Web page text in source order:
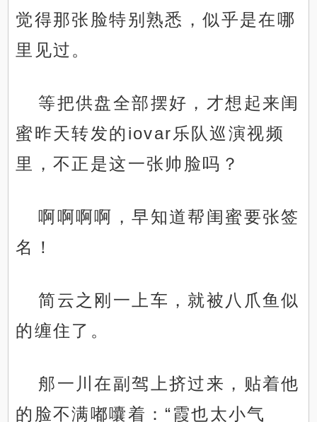
觉得那张脸特别熟悉，似乎是在哪
里见过。
等把供盘全部摆好，才想起来闺
蜜昨天转发的iovar乐队巡演视频
里，不正是这一张帅脸吗？
啊啊啊啊，早知道帮闺蜜要张签
名！
简云之刚一上车，就被八爪鱼似
的缠住了。
郍一川在副驾上挤过来，贴着他
的脸不满嘟囔着：“霞也太小气